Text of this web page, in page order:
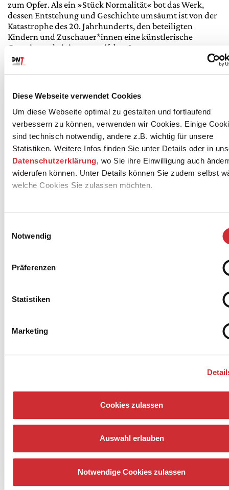
Diese Webseite verwendet Cookies
Um diese Webseite optimal zu gestalten und fortlaufend
verbessern zu können, verwenden wir Cookies. Einige
sind technisch notwendig, andere z.B. wichtig für unsere
Statistiken. Weitere Infos finden Sie unter Details oder in
Datenschutzerklärung, wo Sie ihre Einwilligung auch
widerufen können. Unter Details können Sie zudem selbst
welche Cookies Sie zulassen möchten.
Notwendig
Präferenzen
Statistiken
Marketing
Cookies zulassen
Auswahl erlauben
Notwendige Cookies zulassen
zum Opfer. Als ein »Stück Normalität« bot das Werk,
dessen Entstehung und Geschichte umsäumt ist von der
Katastrophe des 20. Jahrhunderts, den beteiligten
Kindern und Zuschauer*innen eine künstlerische
Gemeinsamkeit in verzweifelter Lage.
»Brundibár« verbindet Sprechrollen, Gesang und
folkloristische Klänge mit der Unterhaltungsmusik jener
gesungen und gespielt.
Kinderoper von Hans Krása
Libretto von Adolf Hoffmeister
Uraufführung: 26.9.1943, Theresienstadt
Besetzung
Pepíček: Elsa Johanns
Eismann: Hannah Kranz
Polizist: Heinrich Freywald
Hund: Carter Bach
Rund um Ihren Besuch